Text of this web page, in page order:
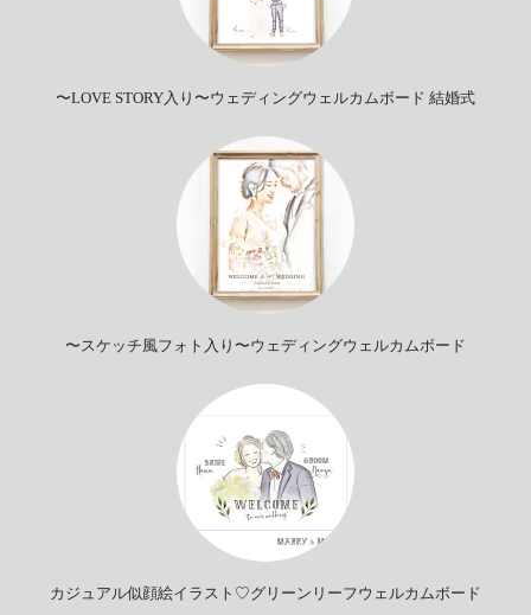
〜LOVE STORY入り〜ウェディングウェルカムボード 結婚式
〜スケッチ風フォト入り〜ウェディングウェルカムボード
カジュアル似顔絵イラスト♡グリーンリーフウェルカムボード